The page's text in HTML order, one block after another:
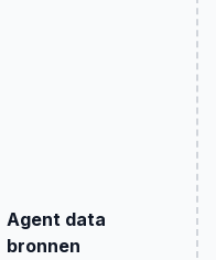
Agent data
bronnen